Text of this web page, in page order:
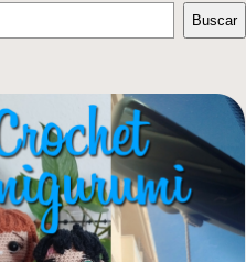
Buscar